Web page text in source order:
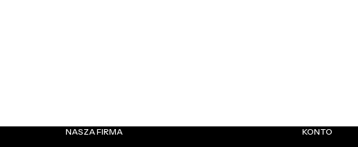
NASZA FIRMA KONTO